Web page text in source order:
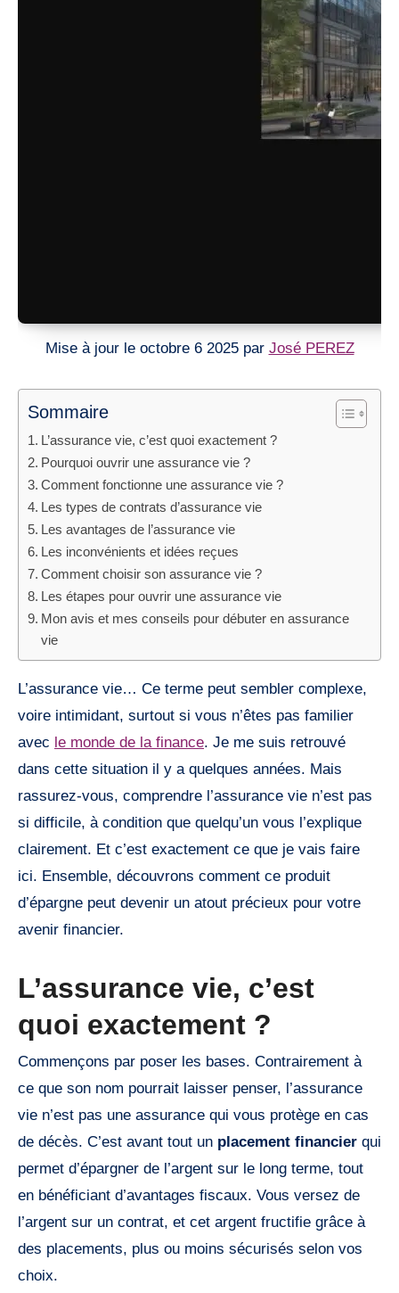
Mise à jour le octobre 6 2025 par José PEREZ
Sommaire
L’assurance vie, c’est quoi exactement ?
Pourquoi ouvrir une assurance vie ?
Comment fonctionne une assurance vie ?
Les types de contrats d’assurance vie
Les avantages de l’assurance vie
Les inconvénients et idées reçues
Comment choisir son assurance vie ?
Les étapes pour ouvrir une assurance vie
Mon avis et mes conseils pour débuter en assurance
vie
L’assurance vie… Ce terme peut sembler complexe,
voire intimidant, surtout si vous n’êtes pas familier
avec le monde de la finance. Je me suis retrouvé
dans cette situation il y a quelques années. Mais
rassurez-vous, comprendre l’assurance vie n’est pas
si difficile, à condition que quelqu’un vous l’explique
clairement. Et c’est exactement ce que je vais faire
ici. Ensemble, découvrons comment ce produit
d’épargne peut devenir un atout précieux pour votre
avenir financier.
L’assurance vie, c’est
quoi exactement ?
Commençons par poser les bases. Contrairement à
ce que son nom pourrait laisser penser, l’assurance
vie n’est pas une assurance qui vous protège en cas
de décès. C’est avant tout un placement financier qui
permet d’épargner de l’argent sur le long terme, tout
en bénéficiant d’avantages fiscaux. Vous versez de
l’argent sur un contrat, et cet argent fructifie grâce à
des placements, plus ou moins sécurisés selon vos
choix.